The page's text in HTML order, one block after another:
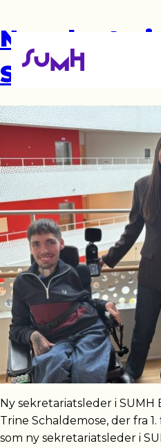
Ny
SUMH
Ny sekretariatsleder i
Trine Schaldemose, der fra
som ny sekretariatsleder i